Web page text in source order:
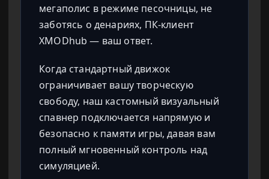
мегаполис в режиме песочницы, не
заботясь о денариях, ПК-клиент
XMODhub — ваш ответ.
Когда стандартный движок
ограничивает вашу творческую
свободу, наш кастомный визуальный
спавнер подключается напрямую и
безопасно к памяти игры, давая вам
полный мгновенный контроль над
симуляцией.